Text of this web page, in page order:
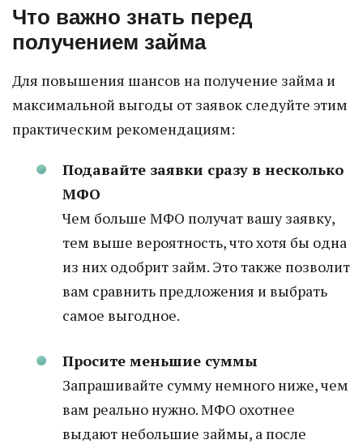
Что важно знать перед
получением займа
Для повышения шансов на получение займа и
максимальной выгоды от заявок следуйте этим
практическим рекомендациям:
Подавайте заявки сразу в несколько
МФО
Чем больше МФО получат вашу заявку,
тем выше вероятность, что хотя бы одна
из них одобрит займ. Это также позволит
вам сравнить предложения и выбрать
самое выгодное.
Просите меньшие суммы
Запрашивайте сумму немного ниже, чем
вам реально нужно. МФО охотнее
выдают небольшие займы, а после